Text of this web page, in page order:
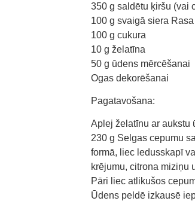
350 g saldētu ķiršu (vai
100 g svaigā siera Rasa
100 g cukura
10 g želatīna
50 g ūdens mērcēšanai
Ogas dekorēšanai
Pagatavošana:
Aplej želatīnu ar aukstu
230 g Selgas cepumu
formā, liec ledusskapī
krējumu, citrona miziņu
Pāri liec atlikušos
Ūdens peldē izkausē